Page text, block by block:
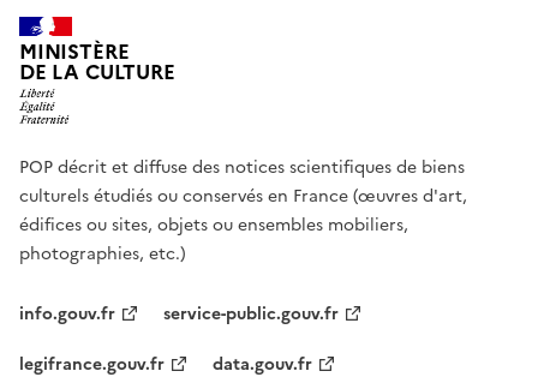
MINISTÈRE
DE LA CULTURE
POP décrit et diffuse des notices scientifiques de biens
culturels étudiés ou conservés en France (œuvres d'art,
édifices ou sites, objets ou ensembles mobiliers,
photographies, etc.)
info.gouv.fr
service-public.gouv.fr
legifrance.gouv.fr
data.gouv.fr